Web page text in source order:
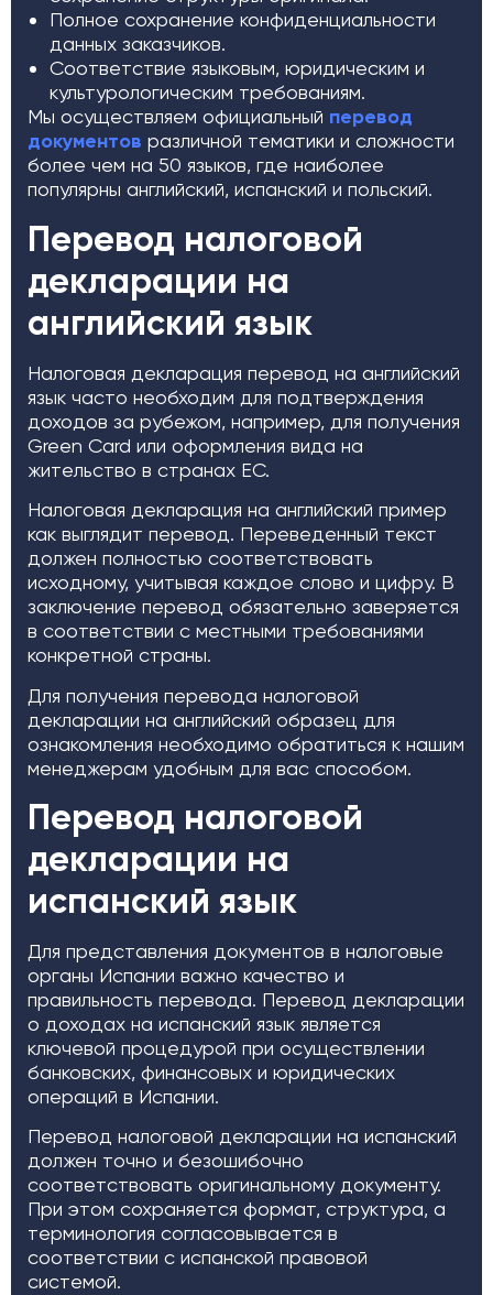
Полное сохранение конфиденциальности
данных заказчиков.
Соответствие языковым, юридическим и
культурологическим требованиям.
Мы осуществляем официальный перевод
документов различной тематики и сложности
более чем на 50 языков, где наиболее
популярны английский, испанский и польский.
Перевод налоговой
декларации на
английский язык
Налоговая декларация перевод на английский
язык часто необходим для подтверждения
доходов за рубежом, например, для получения
Green Card или оформления вида на
жительство в странах ЕС.
Налоговая декларация на английский пример
как выглядит перевод. Переведенный текст
должен полностью соответствовать
исходному, учитывая каждое слово и цифру. В
заключение перевод обязательно заверяется
в соответствии с местными требованиями
конкретной страны.
Для получения перевода налоговой
декларации на английский образец для
ознакомления необходимо обратиться к нашим
менеджерам удобным для вас способом.
Перевод налоговой
декларации на
испанский язык
Для представления документов в налоговые
органы Испании важно качество и
правильность перевода. Перевод декларации
о доходах на испанский язык является
ключевой процедурой при осуществлении
банковских, финансовых и юридических
операций в Испании.
Перевод налоговой декларации на испанский
должен точно и безошибочно
соответствовать оригинальному документу.
При этом сохраняется формат, структура, а
терминология согласовывается в
соответствии с испанской правовой
системой.